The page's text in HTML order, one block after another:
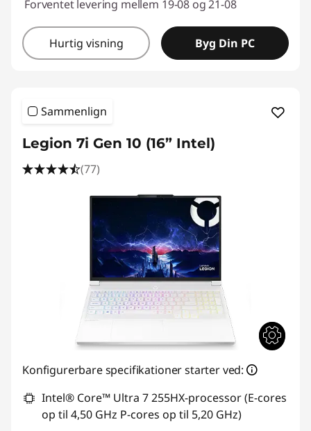
Forventet levering mellem 19-08 og 21-08
Hurtig visning Byg Din PC
Sammenlign
Legion 7i Gen 10 (16” Intel)
(77)
Konfigurerbare specifikationer starter ved:
Intel® Core™ Ultra 7 255HX-processor (E-cores
op til 4,50 GHz P-cores op til 5,20 GHz)